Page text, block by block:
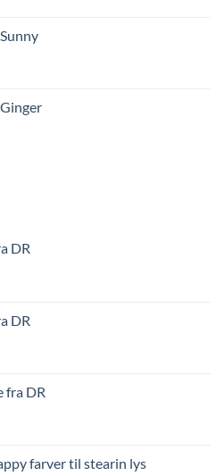
DR
DR
fra DR
farver til stearin lys